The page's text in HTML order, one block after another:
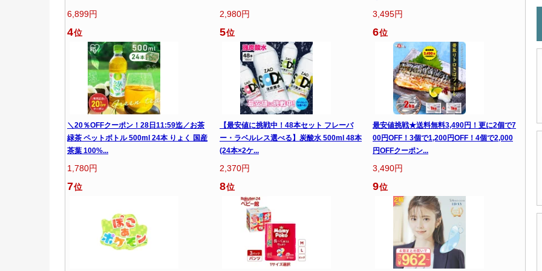
6,899円 2,980円 3,495円
4位
＼20％OFFクーポン！28日11:59迄／お茶
緑茶 ペットボトル 500ml 24本 りょく 国産
茶葉 100%...
1,780円
5位
【最安値に挑戦中！48本セット フレーバ
ー・ラベルレス選べる】炭酸水 500ml 48本
(24本×2ケ...
2,370円
6位
最安値挑戦★送料無料3,490円！更に2個で7
00円OFF！3個で1,200円OFF！4個で2,000
円OFFクーポン...
3,490円
7位 8位 9位